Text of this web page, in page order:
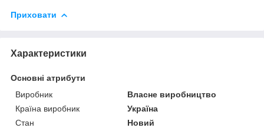
Приховати
Характеристики
Основні атрибути
Виробник
Власне виробництво
Країна виробник
Україна
Стан
Новий